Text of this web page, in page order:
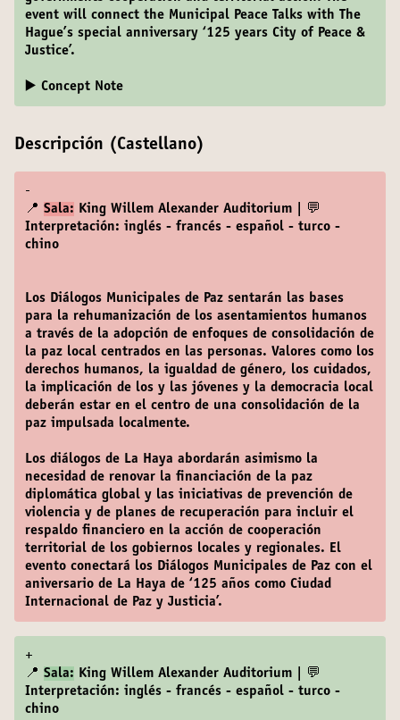
event will connect the Municipal Peace Talks with The
Hague’s special anniversary ‘125 years City of Peace &
Justice’.
▶️ Concept Note
Descripción (Castellano)
-
📍 Sala: King Willem Alexander Auditorium | 💬
Interpretación: inglés - francés - español - turco -
chino
Los Diálogos Municipales de Paz sentarán las bases
para la rehumanización de los asentamientos humanos
a través de la adopción de enfoques de consolidación de
la paz local centrados en las personas. Valores como los
derechos humanos, la igualdad de género, los cuidados,
la implicación de los y las jóvenes y la democracia local
deberán estar en el centro de una consolidación de la
paz impulsada localmente.
Los diálogos de La Haya abordarán asimismo la
necesidad de renovar la financiación de la paz
diplomática global y las iniciativas de prevención de
violencia y de planes de recuperación para incluir el
respaldo financiero en la acción de cooperación
territorial de los gobiernos locales y regionales. El
evento conectará los Diálogos Municipales de Paz con el
aniversario de La Haya de ‘125 años como Ciudad
Internacional de Paz y Justicia’.
+
📍 Sala: King Willem Alexander Auditorium | 💬
Interpretación: inglés - francés - español - turco -
chino